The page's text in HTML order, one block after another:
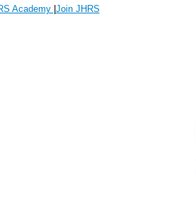
Academy Join JHRS